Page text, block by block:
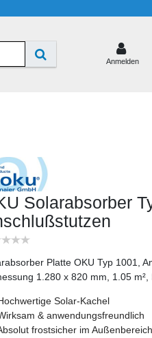
Anmelden
Solarabsorber
Platte OKU Typ 1001,
1.280 x 820 mm, 1.05
Solar-Kachel
& anwendungsfreundlich
frostsicher im Außenbereich